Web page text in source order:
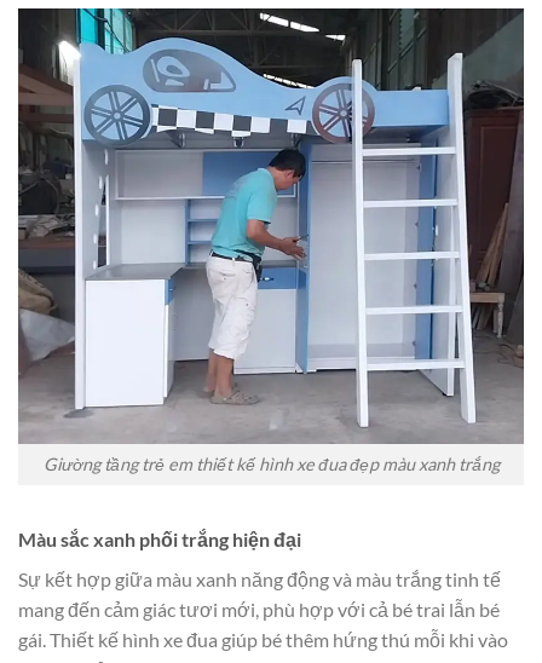
Giường tầng trẻ em thiết kế hình xe đua đẹp màu xanh trắng
Màu sắc xanh phối trắng hiện đại
Sự kết hợp giữa màu xanh năng động và màu trắng tinh tế
mang đến cảm giác tươi mới, phù hợp với cả bé trai lẫn bé
gái. Thiết kế hình xe đua giúp bé thêm hứng thú mỗi khi vào